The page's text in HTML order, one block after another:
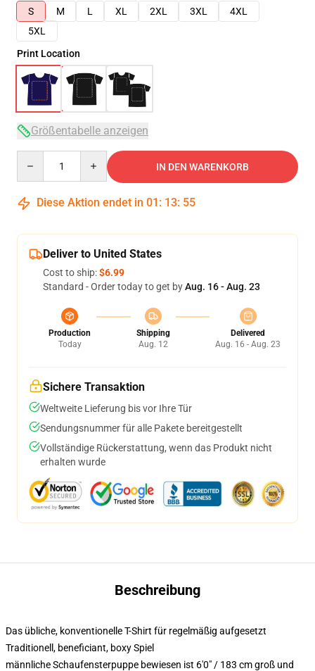
S
M L XL 2XL 3XL
4XL
5XL
Print Location
Größentabelle anzeigen
IN DEN WARENKORB
Diese Aktion endet in 01 : 13: 54
Deliver to United States
Cost to ship:$6.99
Standard - Order today to get byAug. 16 - Aug. 23
Production
Today
Shipping
Aug. 12
Delivered
Aug. 16 - Aug. 23
Sichere Transaktion
Weltweite Lieferung bis vor Ihre Tür
Sendungsnummer für alle Pakete bereitgestellt
Vollständige Rückerstattung, wenn das Produkt nicht
erhalten wurde
Beschreibung
Das übliche, konventionelle T-Shirt für regelmäßig aufgesetzt
Traditionell, beneficiant, boxy Spiel
männliche Schaufensterpuppe bewiesen ist 6'0" / 183 cm groß und